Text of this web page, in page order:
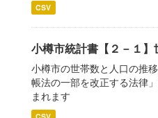
CSV
小樽市統計書【２－１
小樽市の世帯数と人口の推
帳法の一部を改正する法律
まれます